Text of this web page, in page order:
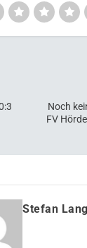
Noch
FV
Stefan Lang